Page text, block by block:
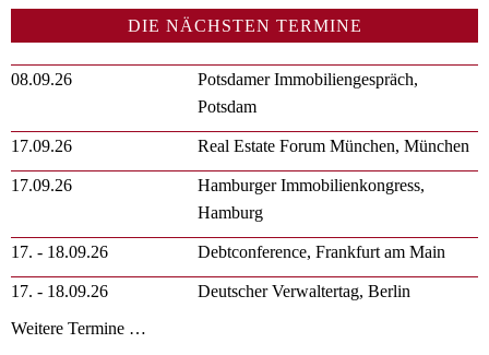
DIE NÄCHSTEN TERMINE
08.09.26
Potsdamer Immobiliengespräch,
Potsdam
17.09.26 Real Estate Forum München, München
17.09.26
Hamburger Immobilienkongress,
Hamburg
17. - 18.09.26 Debtconference, Frankfurt am Main
17. - 18.09.26
Deutscher Verwaltertag, Berlin
Weitere Termine …